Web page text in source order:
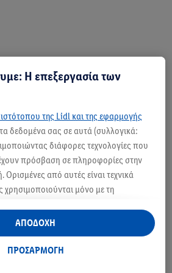
την παλμική
Η επεξεργασία των
της Lidl και της εφαρμογής
δεδομένα σας σε αυτά (συλλογικά:
διάφορες τεχνολογίες που
πρόσβαση σε πληροφορίες στην
από αυτές είναι τεχνικά
χρησιμοποιούνται μόνο με τη
στοιχείων ή για εξατομικευμένη
των υπηρεσιών Lidl. Εάν
Lidl Plus, δεδομένα που αφορούν
ΠΡΟΣΑΡΜΟΓΗ
ΑΠΟΔΟΧΗ